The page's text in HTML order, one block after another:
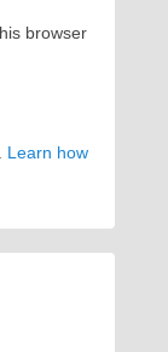
browser
Learn how